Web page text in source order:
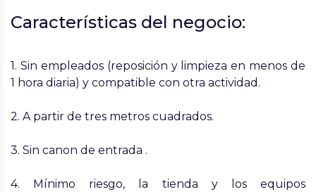
Caracterí­sticas del negocio:
1. Sin empleados (reposición y limpieza en menos de
1 hora diaria) y compatible con otra actividad.
2. A partir de tres metros cuadrados.
3. Sin canon de entrada .
4. Mínimo riesgo, la tienda y los equipos